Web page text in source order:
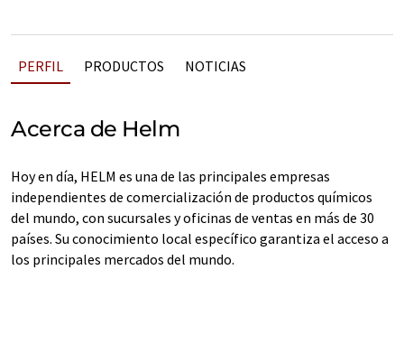
PERFIL PRODUCTOS NOTICIAS
Acerca de Helm
Hoy en día, HELM es una de las principales empresas
independientes de comercialización de productos químicos
del mundo, con sucursales y oficinas de ventas en más de 30
países. Su conocimiento local específico garantiza el acceso a
los principales mercados del mundo.